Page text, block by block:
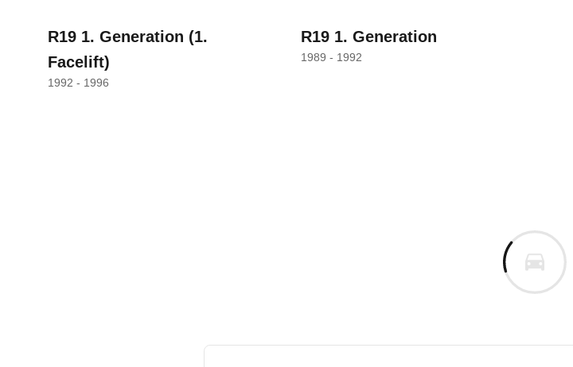
R19 1. Generation (1.
Facelift)
1992 - 1996
R19 1. Generation
1989 - 1992